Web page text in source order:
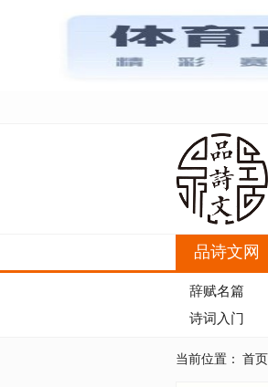
品诗文网
辞赋名篇
诗词入门
当前位置： 首页